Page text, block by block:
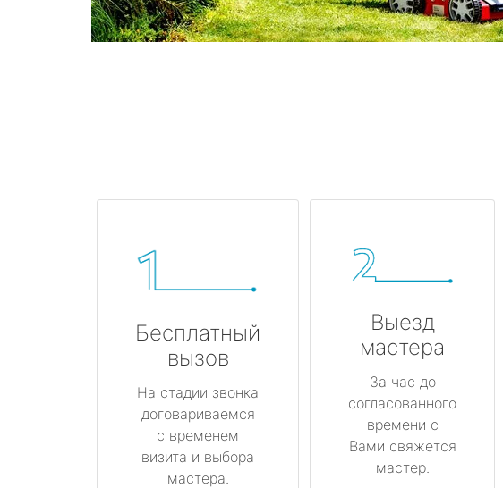
Бесплатный
вызов
На стадии звонка
договариваемся
с временем
визита и выбора
мастера.
Выезд
мастера
За час до
согласованного
времени с
Вами свяжется
мастер.